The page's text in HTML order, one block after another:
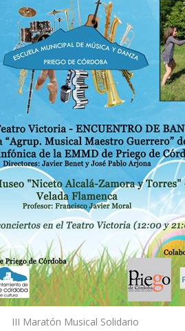
III Maratón Musical Solidario